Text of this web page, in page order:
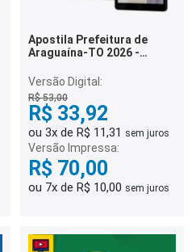
Apostila Prefeitura de
Araguaína-TO 2026 -
Higiene no Trabalho
Versão Digital:
R$ 53,00
R$ 33,92
ou 3x de R$ 11,31 sem juros
Versão Impressa:
R$ 70,00
ou 7x de R$ 10,00 sem juros